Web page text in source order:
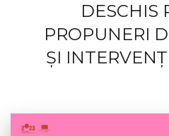
DESCHIS
PROPUNERI
ȘI